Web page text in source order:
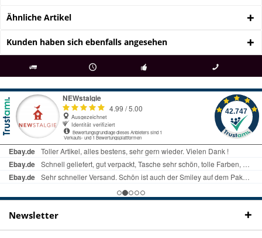
Ähnliche Artikel
Kunden haben sich ebenfalls angesehen
ab € 69 Bestellwert seit 98 Jahren Fachgeschäft + telefonisch erreichbar
09497 1511
Newsletter